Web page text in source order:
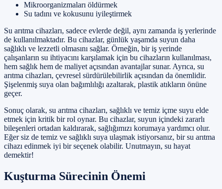
Mikroorganizmaları öldürmek
Su tadını ve kokusunu iyileştirmek
Su arıtma cihazları, sadece evlerde değil, aynı zamanda iş yerlerinde
de kullanılmaktadır. Bu cihazlar, günlük yaşamda suyun daha
sağlıklı ve lezzetli olmasını sağlar. Örneğin, bir iş yerinde
çalışanların su ihtiyacını karşılamak için bu cihazların kullanılması,
hem sağlık hem de maliyet açısından avantajlar sunar. Ayrıca, su
arıtma cihazları, çevresel sürdürülebilirlik açısından da önemlidir.
Şişelenmiş suya olan bağımlılığı azaltarak, plastik atıkların önüne
geçer.
Sonuç olarak, su arıtma cihazları, sağlıklı ve temiz içme suyu elde
etmek için kritik bir rol oynar. Bu cihazlar, suyun içindeki zararlı
bileşenleri ortadan kaldırarak, sağlığımızı korumaya yardımcı olur.
Eğer siz de temiz ve sağlıklı suya ulaşmak istiyorsanız, bir su arıtma
cihazı edinmek iyi bir seçenek olabilir. Unutmayın, su hayat
demektir!
Kuşturma Sürecinin Önemi